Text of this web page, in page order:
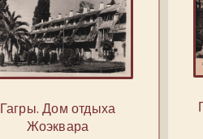
Гагры. Дом отдыха
Жоэквара